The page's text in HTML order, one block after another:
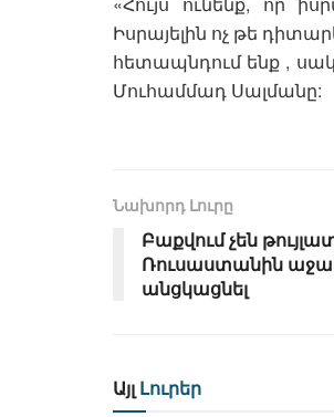
Իսրայելին ոչ թե
հետապնդում ենք ,
Մուհամմադ Սալմանը:
Նախորդ Լուրը
Բաքվում չեն
Ռուսաստանին
անցկացնել
Այլ Լուրեր